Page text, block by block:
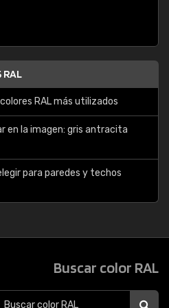
RAL
RAL más utilizados
en la imagen: gris antracita
para paredes y techos
Buscar color RAL